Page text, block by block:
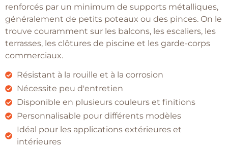
renforcés par un minimum de supports métalliques,
généralement de petits poteaux ou des pinces. On le
trouve couramment sur les balcons, les escaliers, les
terrasses, les clôtures de piscine et les garde-corps
commerciaux.
Résistant à la rouille et à la corrosion
Nécessite peu d'entretien
Disponible en plusieurs couleurs et finitions
Personnalisable pour différents modèles
Idéal pour les applications extérieures et
intérieures